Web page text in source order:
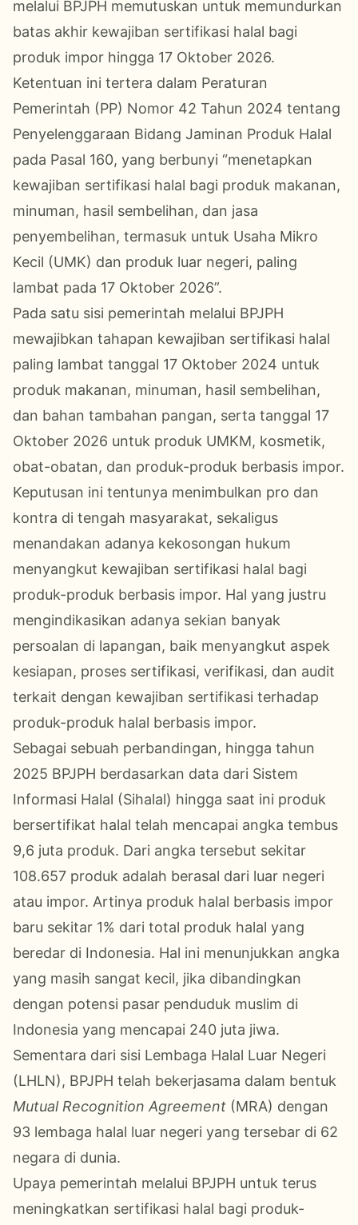
melalui BPJPH memutuskan untuk memundurkan
batas akhir kewajiban sertifikasi halal bagi
produk impor hingga 17 Oktober 2026.
Ketentuan ini tertera dalam Peraturan
Pemerintah (PP) Nomor 42 Tahun 2024 tentang
Penyelenggaraan Bidang Jaminan Produk Halal
pada Pasal 160, yang berbunyi “menetapkan
kewajiban sertifikasi halal bagi produk makanan,
minuman, hasil sembelihan, dan jasa
penyembelihan, termasuk untuk Usaha Mikro
Kecil (UMK) dan produk luar negeri, paling
lambat pada 17 Oktober 2026”.
Pada satu sisi pemerintah melalui BPJPH
mewajibkan tahapan kewajiban sertifikasi halal
paling lambat tanggal 17 Oktober 2024 untuk
produk makanan, minuman, hasil sembelihan,
dan bahan tambahan pangan, serta tanggal 17
Oktober 2026 untuk produk UMKM, kosmetik,
obat-obatan, dan produk-produk berbasis impor.
Keputusan ini tentunya menimbulkan pro dan
kontra di tengah masyarakat, sekaligus
menandakan adanya kekosongan hukum
menyangkut kewajiban sertifikasi halal bagi
produk-produk berbasis impor. Hal yang justru
mengindikasikan adanya sekian banyak
persoalan di lapangan, baik menyangkut aspek
kesiapan, proses sertifikasi, verifikasi, dan audit
terkait dengan kewajiban sertifikasi terhadap
produk-produk halal berbasis impor.
Sebagai sebuah perbandingan, hingga tahun
2025 BPJPH berdasarkan data dari Sistem
Informasi Halal (Sihalal) hingga saat ini produk
bersertifikat halal telah mencapai angka tembus
9,6 juta produk. Dari angka tersebut sekitar
108.657 produk adalah berasal dari luar negeri
atau impor. Artinya produk halal berbasis impor
baru sekitar 1% dari total produk halal yang
beredar di Indonesia. Hal ini menunjukkan angka
yang masih sangat kecil, jika dibandingkan
dengan potensi pasar penduduk muslim di
Indonesia yang mencapai 240 juta jiwa.
Sementara dari sisi Lembaga Halal Luar Negeri
(LHLN), BPJPH telah bekerjasama dalam bentuk
Mutual Recognition Agreement (MRA) dengan
93 lembaga halal luar negeri yang tersebar di 62
negara di dunia.
Upaya pemerintah melalui BPJPH untuk terus
meningkatkan sertifikasi halal bagi produk-